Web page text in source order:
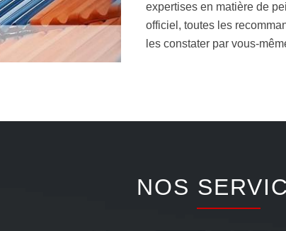
expertises en matière de
officiel, toutes les
les constater par vous-
NOS